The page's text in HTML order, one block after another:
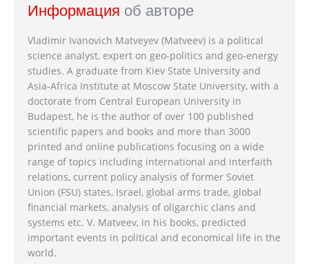
Информация об авторе
Vladimir Ivanovich Matveyev (Matveev) is a political
science analyst, expert on geo-politics and geo-energy
studies. A graduate from Kiev State University and
Asia-Africa Institute at Moscow State University, with a
doctorate from Central European University in
Budapest, he is the author of over 100 published
scientific papers and books and more than 3000
printed and online publications focusing on a wide
range of topics including international and interfaith
relations, current policy analysis of former Soviet
Union (FSU) states, Israel, global arms trade, global
financial markets, analysis of oligarchic clans and
systems etc. V. Matveev, in his books, predicted
important events in political and economical life in the
world.